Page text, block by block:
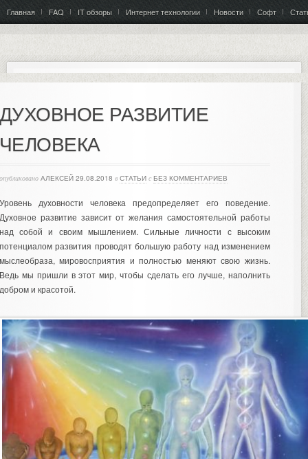
Главная FAQ IT обзоры Интернет технологии Новости Софт
РАЗВИТИЕ
АЛЕКСЕЙ 29.08.2018 в СТАТЬИ с БЕЗ КОММЕНТАРИЕВ
духовности человека предопределяет его поведение.
развитие зависит от желания самостоятельной работы
собой и своим мышлением. Сильные личности с высоким
развития проводят большую работу над изменением
мировосприятия и полностью меняют свою жизнь.
мы пришли в этот мир, чтобы сделать его лучше, наполнить
и красотой.